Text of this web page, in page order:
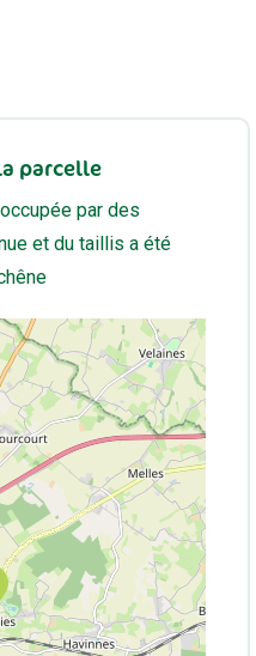
parcelle
par des
et du taillis a été